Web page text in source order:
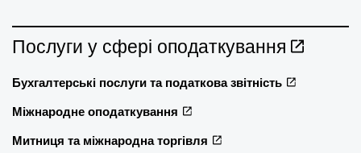
Послуги у сфері оподаткування
Бухгалтерські послуги та податкова звітність
Міжнародне оподаткування
Митниця та міжнародна торгівля